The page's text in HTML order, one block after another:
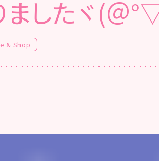
ましたヾ(＠
& Shop